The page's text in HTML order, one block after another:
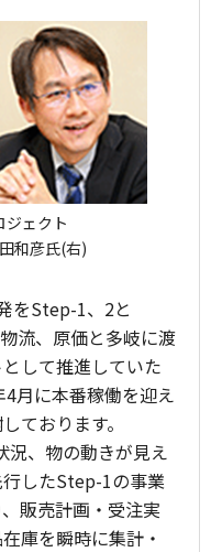
ジェクト
和彦氏(右)
をStep-1、2と
流、原価と多岐に渡
して推進していた
月に本番稼働を迎え
ております。
況、物の動きが見え
したStep-1の事業
販売計画・受注実
庫を瞬時に集計・